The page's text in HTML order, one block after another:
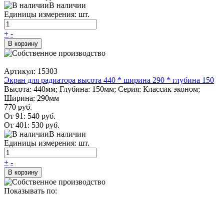
В наличии
Единицы измерения: шт.
+ -
В корзину
Артикул: 15303
Экран для радиатора высота 440 * ширина 290 * глубина 150
Высота: 440мм; Глубина: 150мм; Серия: Классик эконом;
Ширина: 290мм
770 руб.
От 91: 540 руб.
От 401: 530 руб.
В наличии
Единицы измерения: шт.
+ -
В корзину
Показывать по: